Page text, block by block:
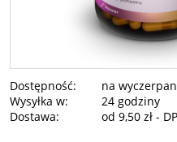
Dostępność:
na
Wysyłka w:
24 godziny
Dostawa:
od 9,50 zł -
Cena nie zawiera